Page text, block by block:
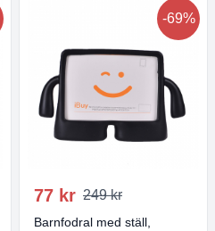
-69%
77 kr 249 kr
Barnfodral med ställ,